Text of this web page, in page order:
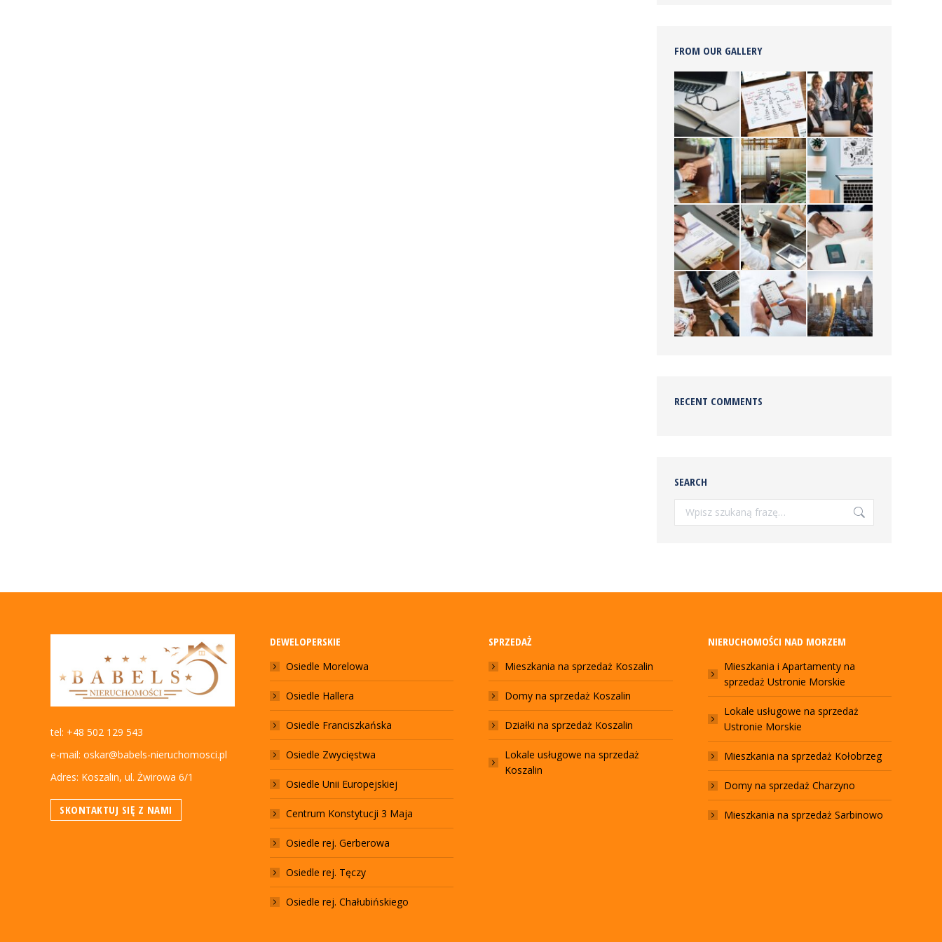
FROM OUR GALLERY
RECENT COMMENTS
SEARCH
Szukaj:
tel: +48 502 129 543
e-mail: oskar@babels-nieruchomosci.pl
Adres: Koszalin, ul. Żwirowa 6/1
SKONTAKTUJ SIĘ Z NAMI
DEWELOPERSKIE
Osiedle Morelowa
Osiedle Hallera
Osiedle Franciszkańska
Osiedle Zwycięstwa
Osiedle Unii Europejskiej
Centrum Konstytucji 3 Maja
Osiedle rej. Gerberowa
Osiedle rej. Tęczy
Osiedle rej. Chałubińskiego
SPRZEDAŻ
Mieszkania na sprzedaż Koszalin
Domy na sprzedaż Koszalin
Działki na sprzedaż Koszalin
Lokale usługowe na sprzedaż
Koszalin
NIERUCHOMOŚCI NAD MORZEM
Mieszkania i Apartamenty na
sprzedaż Ustronie Morskie
Lokale usługowe na sprzedaż
Ustronie Morskie
Mieszkania na sprzedaż Kołobrzeg
Domy na sprzedaż Charzyno
Mieszkania na sprzedaż Sarbinowo